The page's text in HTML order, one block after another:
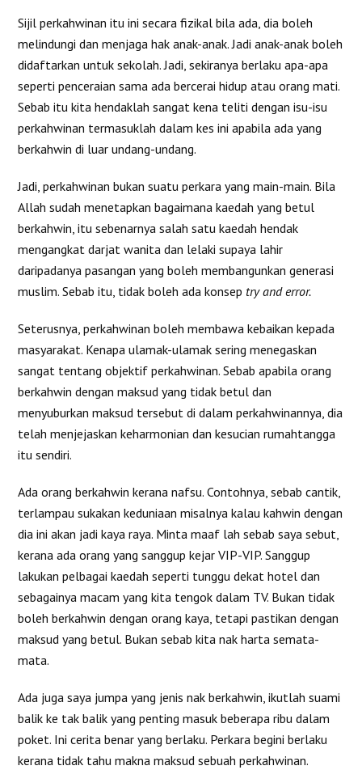
Sijil perkahwinan itu ini secara fizikal bila ada, dia boleh
melindungi dan menjaga hak anak-anak. Jadi anak-anak boleh
didaftarkan untuk sekolah. Jadi, sekiranya berlaku apa-apa
seperti penceraian sama ada bercerai hidup atau orang mati.
Sebab itu kita hendaklah sangat kena teliti dengan isu-isu
perkahwinan termasuklah dalam kes ini apabila ada yang
berkahwin di luar undang-undang.
Jadi, perkahwinan bukan suatu perkara yang main-main. Bila
Allah sudah menetapkan bagaimana kaedah yang betul
berkahwin, itu sebenarnya salah satu kaedah hendak
mengangkat darjat wanita dan lelaki supaya lahir
daripadanya pasangan yang boleh membangunkan generasi
muslim. Sebab itu, tidak boleh ada konsep try and error.
Seterusnya, perkahwinan boleh membawa kebaikan kepada
masyarakat. Kenapa ulamak-ulamak sering menegaskan
sangat tentang objektif perkahwinan. Sebab apabila orang
berkahwin dengan maksud yang tidak betul dan
menyuburkan maksud tersebut di dalam perkahwinannya, dia
telah menjejaskan keharmonian dan kesucian rumahtangga
itu sendiri.
Ada orang berkahwin kerana nafsu. Contohnya, sebab cantik,
terlampau sukakan keduniaan misalnya kalau kahwin dengan
dia ini akan jadi kaya raya. Minta maaf lah sebab saya sebut,
kerana ada orang yang sanggup kejar VIP-VIP. Sanggup
lakukan pelbagai kaedah seperti tunggu dekat hotel dan
sebagainya macam yang kita tengok dalam TV. Bukan tidak
boleh berkahwin dengan orang kaya, tetapi pastikan dengan
maksud yang betul. Bukan sebab kita nak harta semata-
mata.
Ada juga saya jumpa yang jenis nak berkahwin, ikutlah suami
balik ke tak balik yang penting masuk beberapa ribu dalam
poket. Ini cerita benar yang berlaku. Perkara begini berlaku
kerana tidak tahu makna maksud sebuah perkahwinan.